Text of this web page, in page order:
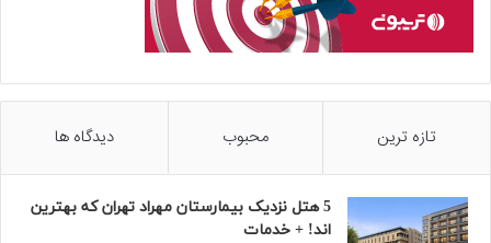
تازه ترین محبوب دیدگاه ها
5 هتل نزدیک بیمارستان مهراد تهران که بهترین‌
اند! + خدمات